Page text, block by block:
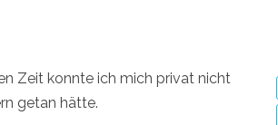
Zeit konnte ich mich privat nicht
getan hätte.